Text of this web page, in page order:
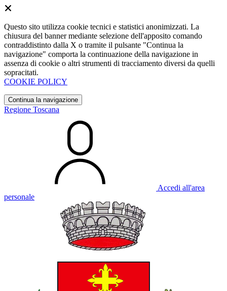
Questo sito utilizza cookie tecnici e statistici anonimizzati. La
chiusura del banner mediante selezione dell'apposito comando
contraddistinto dalla X o tramite il pulsante "Continua la
navigazione" comporta la continuazione della navigazione in
assenza di cookie o altri strumenti di tracciamento diversi da quelli
sopracitati.
COOKIE POLICY
Continua la navigazione
Regione Toscana
Accedi all'area
personale